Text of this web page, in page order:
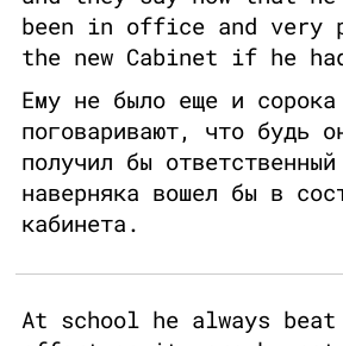
been in office and very
the new Cabinet if he
Ему не было еще и
поговаривают, что будь
получил бы
наверняка вошел бы в
кабинета.
At school he always beat